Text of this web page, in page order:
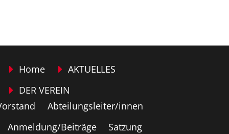
Home
AKTUELLES
DER VEREIN
Abteilungsleiter/innen
Anmeldung/Beiträge
Satzung